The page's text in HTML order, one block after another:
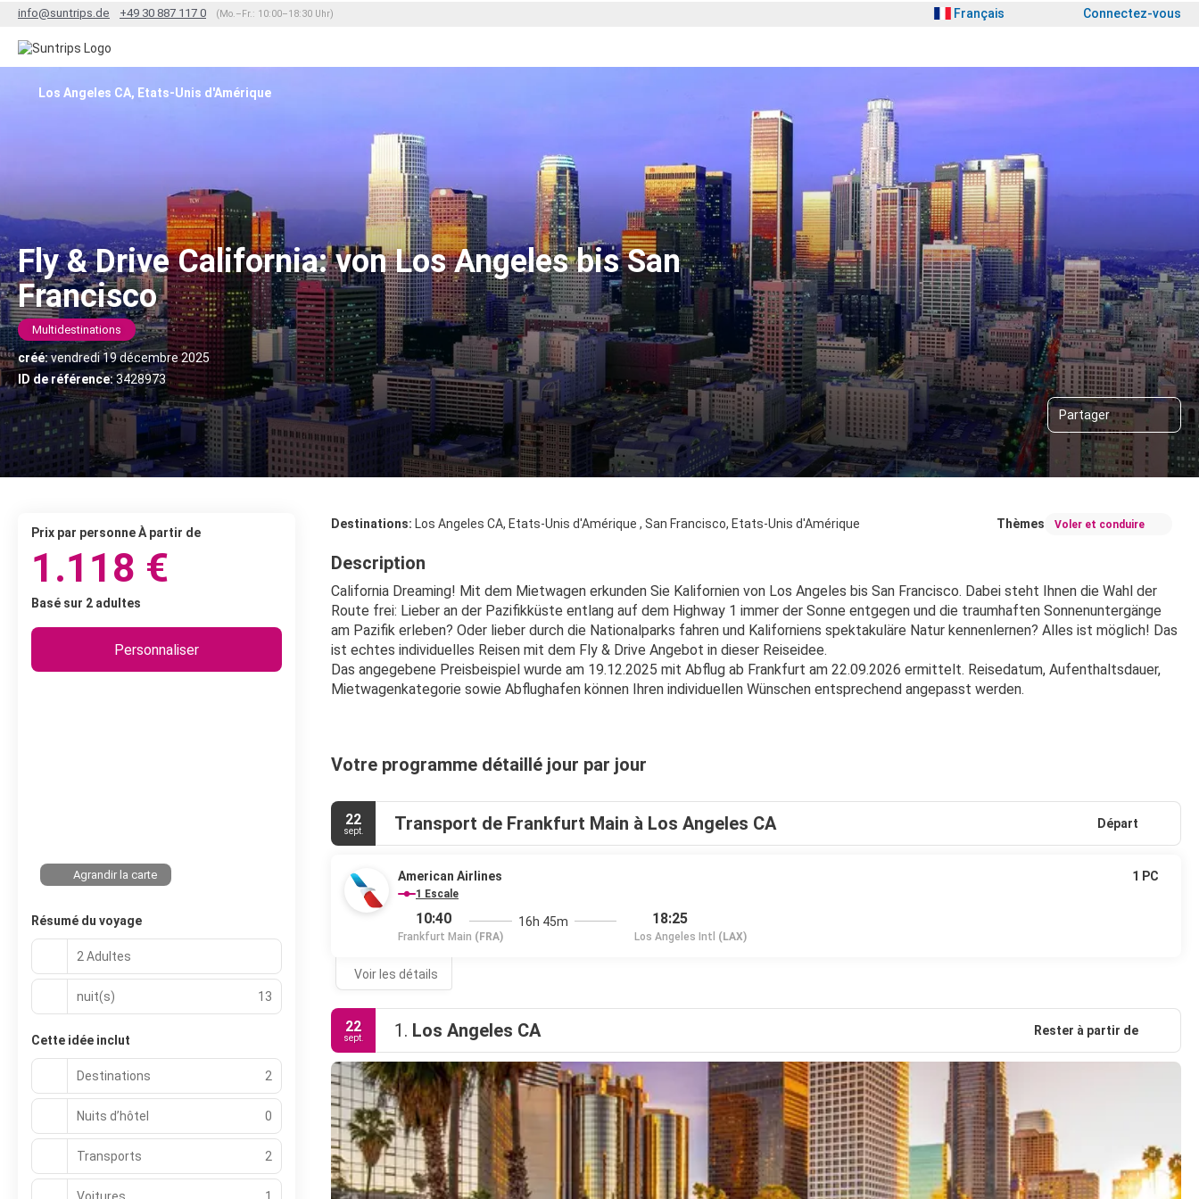
info@suntrips.de +49 30 887 117 0 (Mo.–Fr.: 10:00–18:30 Uhr) Français Connectez-vous
Fly & Drive California: von Los Angeles bis San
Francisco
Multidestinations
créé:vendredi 19 décembre 2025
ID de référence:3428973
Partager
Los Angeles CA, Etats-Unis d'Amérique
Destinations: Los Angeles CA, Etats-Unis d'Amérique , San Francisco, Etats-Unis d'Amérique Thèmes Voler et conduire
Description
California Dreaming! Mit dem Mietwagen erkunden Sie Kalifornien von Los Angeles bis San Francisco. Dabei steht Ihnen die Wahl der
Route frei: Lieber an der Pazifikküste entlang auf dem Highway 1 immer der Sonne entgegen und die traumhaften Sonnenuntergänge
am Pazifik erleben? Oder lieber durch die Nationalparks fahren und Kaliforniens spektakuläre Natur kennenlernen? Alles ist möglich! Das
ist echtes individuelles Reisen mit dem Fly & Drive Angebot in dieser Reiseidee.
Das angegebene Preisbeispiel wurde am 19.12.2025 mit Abflug ab Frankfurt am 22.09.2026 ermittelt. Reisedatum, Aufenthaltsdauer,
Mietwagenkategorie sowie Abflughafen können Ihren individuellen Wünschen entsprechend angepasst werden.
Votre programme détaillé jour par jour
22
sept. Transport de Frankfurt Main à Los Angeles CA Départ
American Airlines
1 Escale
10:40
Frankfurt Main (FRA)
16h 45m 18:25
Los Angeles Intl (LAX)
1 PC
Voir les détails
22
sept. 1. Los Angeles CA Rester à partir de
prix par personne À partir de
1.118 €
Basé sur 2 adultes
Personnaliser
Agrandir la carte
Résumé du voyage
2 Adultes
nuit(s) 13
Cette idée inclut
Destinations 2
Nuits d’hôtel 0
Transports 2
Voitures 1